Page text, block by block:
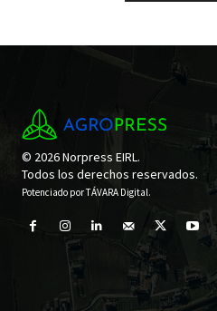
© 2026 Norpress EIRL.
Todos los derechos reservados.
Potenciado porTÁVARA Digital.